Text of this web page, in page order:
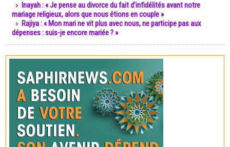
Inayah : « Je pense au divorce du fait d’infidélités avant notre
mariage religieux, alors que nous étions en couple »
Rajiya : « Mon mari ne vit plus avec nous, ne participe pas aux
dépenses : suis-je encore mariée ? »